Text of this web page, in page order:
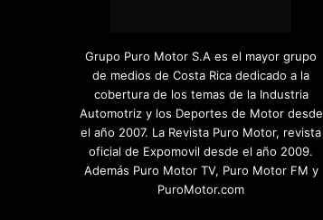
Grupo Puro Motor S.A es el mayor grupo
de medios de Costa Rica dedicado a la
cobertura de los temas de la Industria
Automotriz y los Deportes de Motor desde
el año 2007. La Revista Puro Motor, revista
oficial de Expomovil desde el año 2009.
Además Puro Motor TV, Puro Motor FM y
PuroMotor.com